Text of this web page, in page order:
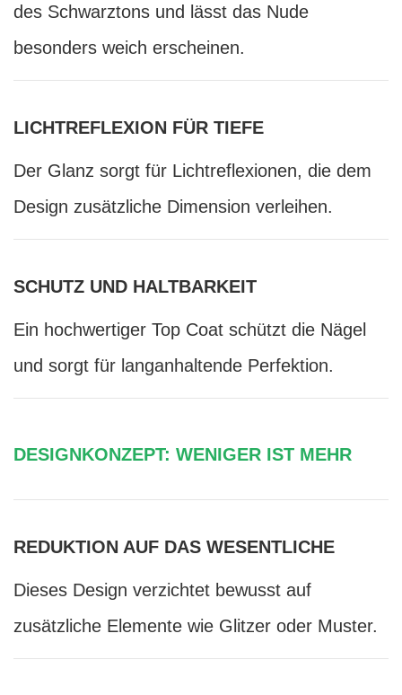
des Schwarztons und lässt das Nude
besonders weich erscheinen.
LICHTREFLEXION FÜR TIEFE
Der Glanz sorgt für Lichtreflexionen, die dem
Design zusätzliche Dimension verleihen.
SCHUTZ UND HALTBARKEIT
Ein hochwertiger Top Coat schützt die Nägel
und sorgt für langanhaltende Perfektion.
DESIGNKONZEPT: WENIGER IST MEHR
REDUKTION AUF DAS WESENTLICHE
Dieses Design verzichtet bewusst auf
zusätzliche Elemente wie Glitzer oder Muster.